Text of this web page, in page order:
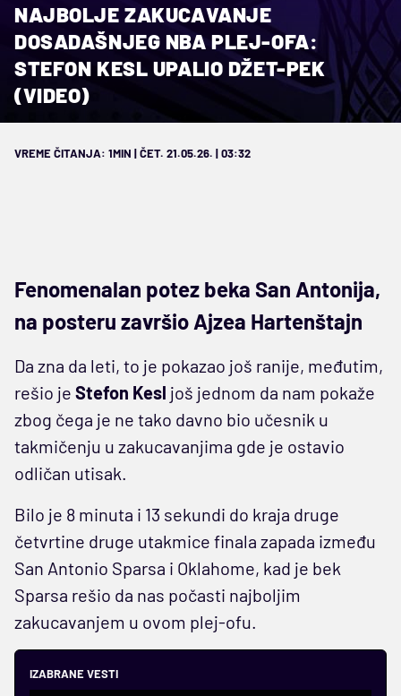
NAJBOLJE ZAKUCAVANJE
DOSADAŠNJEG NBA PLEJ-OFA:
STEFON KESL UPALIO DŽET-PEK
(VIDEO)
VREME ČITANJA: 1MIN | ČET. 21.05.26. | 03:32
Fenomenalan potez beka San Antonija,
na posteru završio Ajzea Hartenštajn
Da zna da leti, to je pokazao još ranije, međutim,
rešio je Stefon Kesl još jednom da nam pokaže
zbog čega je ne tako davno bio učesnik u
takmičenju u zakucavanjima gde je ostavio
odličan utisak.
Bilo je 8 minuta i 13 sekundi do kraja druge
četvrtine druge utakmice finala zapada između
San Antonio Sparsa i Oklahome, kad je bek
Sparsa rešio da nas počasti najboljim
zakucavanjem u ovom plej-ofu.
IZABRANE VESTI